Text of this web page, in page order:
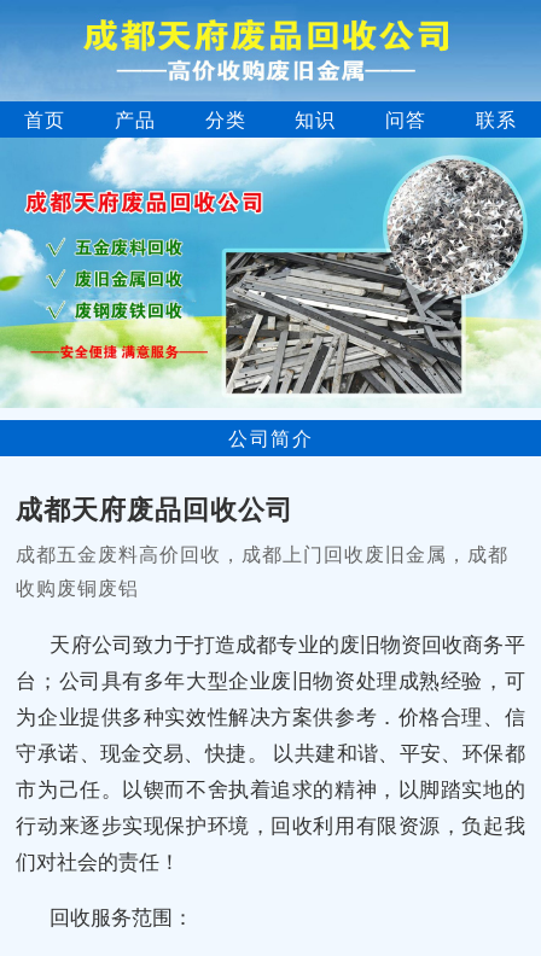
首页 产品 分类 知识 问答 联系
公司简介
成都天府废品回收公司
成都五金废料高价回收，成都上门回收废旧金属，成都
收购废铜废铝
天府公司致力于打造成都专业的废旧物资回收商务平
台；公司具有多年大型企业废旧物资处理成熟经验，可
为企业提供多种实效性解决方案供参考．价格合理、信
守承诺、现金交易、快捷。 以共建和谐、平安、环保都
市为己任。以锲而不舍执着追求的精神，以脚踏实地的
行动来逐步实现保护环境，回收利用有限资源，负起我
们对社会的责任！
回收服务范围：